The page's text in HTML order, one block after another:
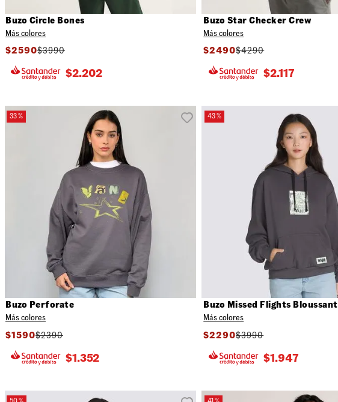
Buzo Circle Bones
Más colores
$2590$3990
$2.202
Buzo Star Checker Crew
Más colores
$2490$4290
$2.117
33 %
Buzo Perforate
Más colores
$1590$2390
$1.352
43 %
Buzo Missed Flights Bloussant
Más colores
$2290$3990
$1.947